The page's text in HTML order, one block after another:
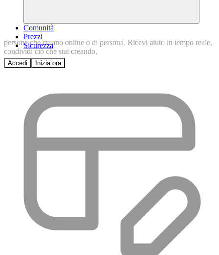
Comunità
Prezzi
Sicurezza
Accedi Inizia ora
persone che creano online o di persona. Ricevi aiuto in tempo reale,
condividi ciò che stai creando,